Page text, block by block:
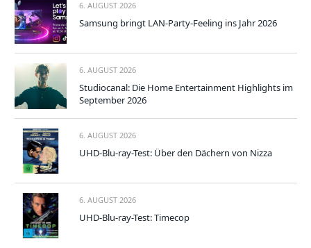
6. AUGUST 2026
Samsung bringt LAN-Party-Feeling ins Jahr 2026
6. AUGUST 2026
Studiocanal: Die Home Entertainment Highlights im
September 2026
6. AUGUST 2026
UHD-Blu-ray-Test: Über den Dächern von Nizza
6. AUGUST 2026
UHD-Blu-ray-Test: Timecop